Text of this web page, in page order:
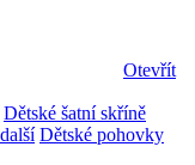
Otevřít
Dětské šatní skříně
Dětské pohovky